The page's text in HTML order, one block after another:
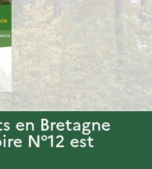
en Bretagne
N°12 est